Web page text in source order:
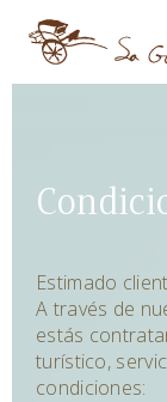
Arrival
2
Estimado
A través de
estás
turístico,
condiciones: